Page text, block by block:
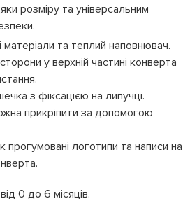
розміру та універсальним
та теплий наповнювач.
у верхній частині конверта
з фіксацією на липучці.
прикріпити за допомогою
прогумовані логотипи та написи на
від 0 до 6 місяців.